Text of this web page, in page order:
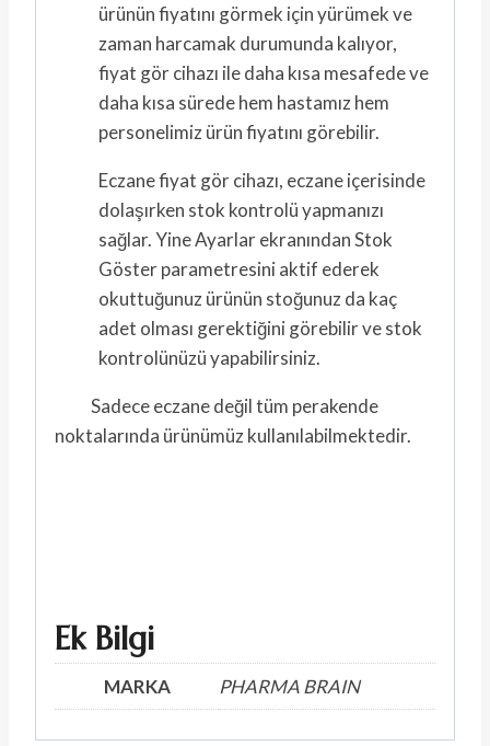
ürünün fiyatını görmek için yürümek ve
zaman harcamak durumunda kalıyor,
fiyat gör cihazı ile daha kısa mesafede ve
daha kısa sürede hem hastamız hem
personelimiz ürün fiyatını görebilir.
Eczane fiyat gör cihazı, eczane içerisinde
dolaşırken stok kontrolü yapmanızı
sağlar. Yine Ayarlar ekranından Stok
Göster parametresini aktif ederek
okuttuğunuz ürünün stoğunuz da kaç
adet olması gerektiğini görebilir ve stok
kontrolünüzü yapabilirsiniz.
Sadece eczane değil tüm perakende
noktalarında ürünümüz kullanılabilmektedir.
Ek Bilgi
MARKA PHARMA BRAIN